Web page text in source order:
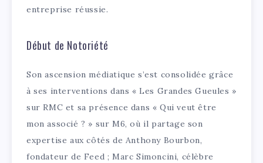
entreprise réussie.
Début de Notoriété
Son ascension médiatique s’est consolidée grâce
à ses interventions dans « Les Grandes Gueules »
sur RMC et sa présence dans « Qui veut être
mon associé ? » sur M6, où il partage son
expertise aux côtés de Anthony Bourbon,
fondateur de Feed ; Marc Simoncini, célèbre